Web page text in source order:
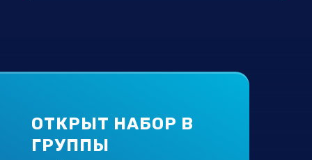
ОТКРЫТ НАБОР В
ГРУППЫ